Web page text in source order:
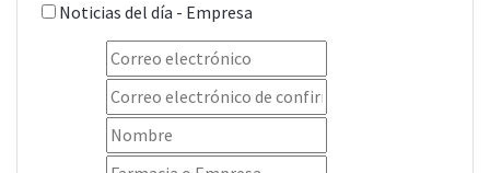
Noticias del día - Empresa